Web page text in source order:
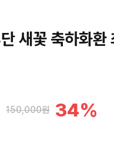
새꽃 축하화환
150,000원 34%